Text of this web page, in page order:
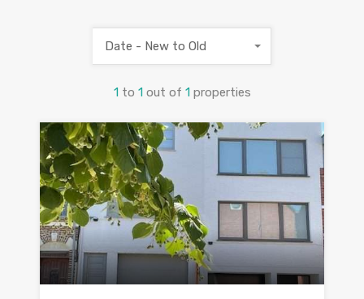
1 to 1 out of 1 properties
Date - New to Old